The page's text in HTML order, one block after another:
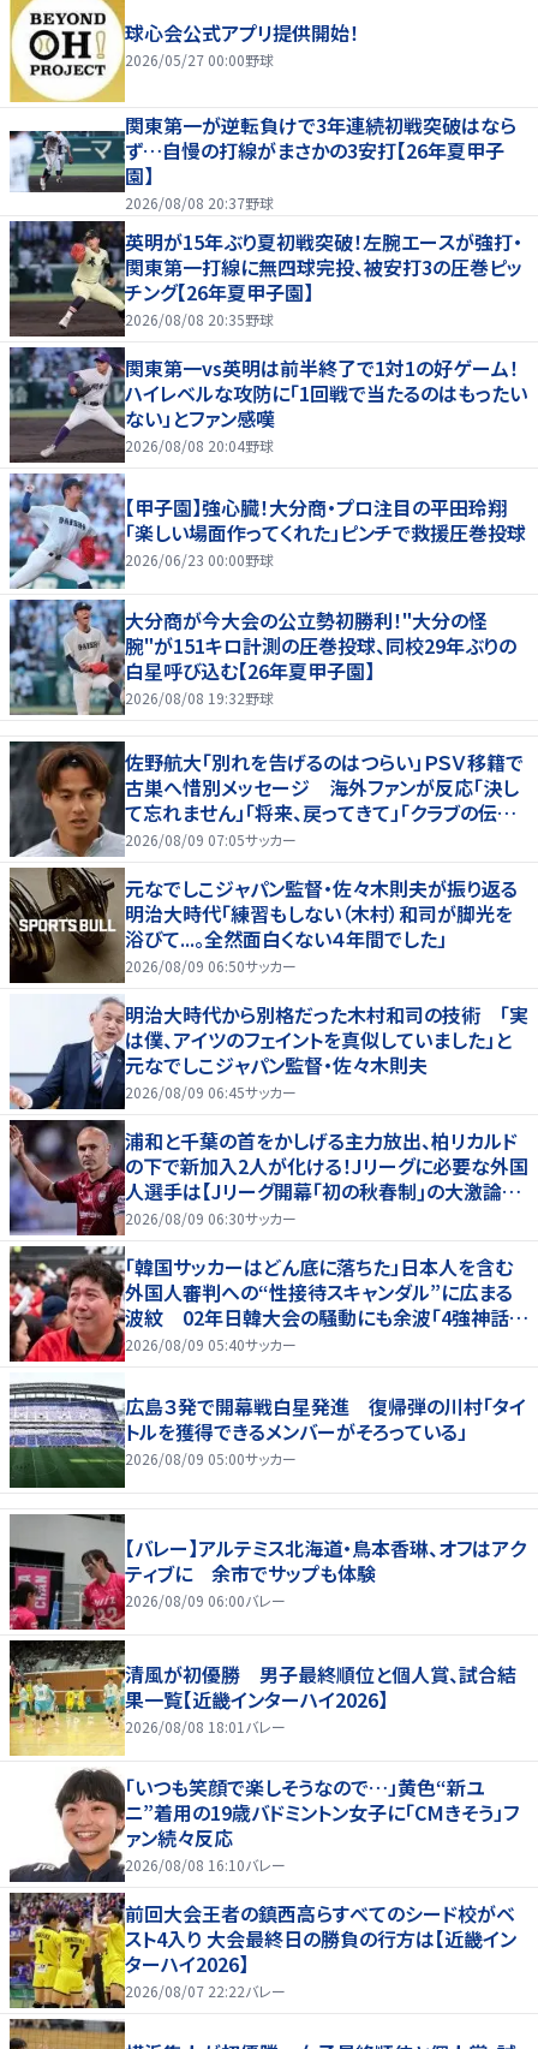
球心会公式アプリ提供開始！
2026/05/27 00:00野球
関東第一が逆転負けで3年連続初戦突破はなら
ず…自慢の打線がまさかの3安打【26年夏甲子
園】
2026/08/08 20:37野球
英明が15年ぶり夏初戦突破！左腕エースが強打・
関東第一打線に無四球完投、被安打3の圧巻ピッ
チング【26年夏甲子園】
2026/08/08 20:35野球
関東第一vs英明は前半終了で1対1の好ゲーム！
ハイレベルな攻防に「1回戦で当たるのはもったい
ない」とファン感嘆
2026/08/08 20:04野球
【甲子園】強心臓！大分商・プロ注目の平田玲翔
「楽しい場面作ってくれた」ピンチで救援圧巻投球
2026/06/23 00:00野球
大分商が今大会の公立勢初勝利！"大分の怪
腕"が151キロ計測の圧巻投球、同校29年ぶりの
白星呼び込む【26年夏甲子園】
2026/08/08 19:32野球
佐野航大「別れを告げるのはつらい」ＰＳＶ移籍で
古巣へ惜別メッセージ 海外ファンが反応「決し
て忘れません」「将来、戻ってきて」「クラブの伝説
です」
2026/08/09 07:05サッカー
元なでしこジャパン監督・佐々木則夫が振り返る
明治大時代「練習もしない（木村）和司が脚光を
浴びて...。全然面白くない４年間でした」
2026/08/09 06:50サッカー
明治大時代から別格だった木村和司の技術 「実
は僕、アイツのフェイントを真似していました」と
元なでしこジャパン監督・佐々木則夫
2026/08/09 06:45サッカー
浦和と千葉の首をかしげる主力放出、柏リカルド
の下で新加入2人が化ける！Jリーグに必要な外国
人選手は【Jリーグ開幕｢初の秋春制｣の大激論】
(4)
2026/08/09 06:30サッカー
「韓国サッカーはどん底に落ちた」日本人を含む
外国人審判への“性接待スキャンダル”に広まる
波紋 02年日韓大会の騒動にも余波「4強神話も
疑われる」
2026/08/09 05:40サッカー
広島３発で開幕戦白星発進 復帰弾の川村「タイ
トルを獲得できるメンバーがそろっている」
2026/08/09 05:00サッカー
【バレー】アルテミス北海道・鳥本香琳、オフはアク
ティブに 余市でサップも体験
2026/08/09 06:00バレー
清風が初優勝 男子最終順位と個人賞、試合結
果一覧【近畿インターハイ2026】
2026/08/08 18:01 バレー
「いつも笑顔で楽しそうなので…」黄色“新ユ
ニ”着用の19歳バドミントン女子に「CMきそう」フ
ァン続々反応
2026/08/08 16:10バレー
前回大会王者の鎮西高らすべてのシード校がベ
スト4入り 大会最終日の勝負の行方は【近畿イン
ターハイ2026】
2026/08/07 22:22バレー